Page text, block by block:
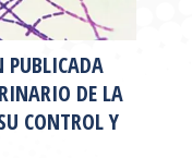
DE LA
CONTROL Y